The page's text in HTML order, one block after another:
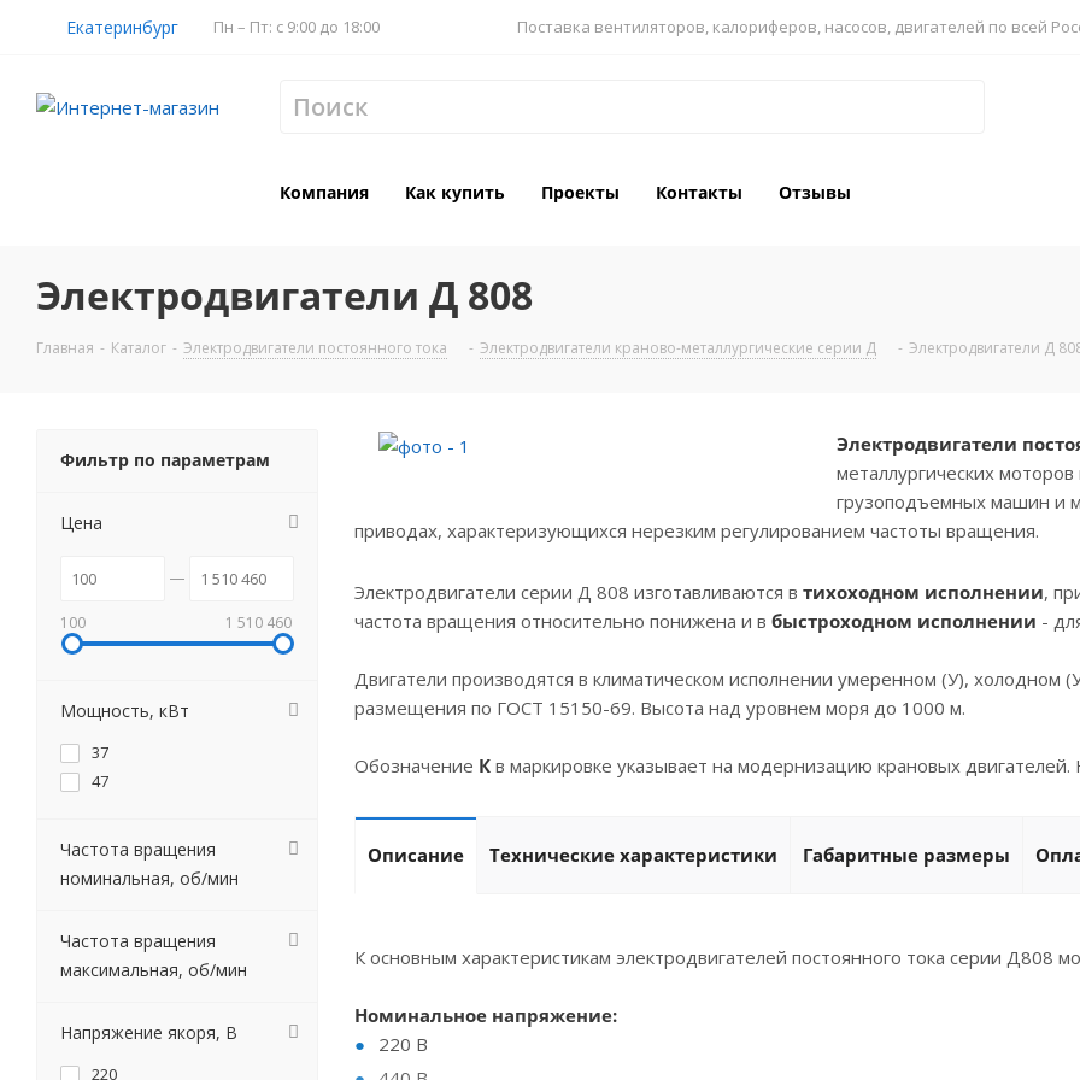
Екатеринбург Пн – Пт: с 9:00 до 18:00 Поставка вентиляторов, калориферов, насосов, двигателей по всей
Компания Как купить Проекты Контакты Отзывы
Электродвигатели Д 808
Главная - Каталог - Электродвигатели постоянного тока - Электродвигатели краново-металлургические серии Д - Электродвигатели Д
Электродвигатели
металлургических
грузоподъемных машин и
приводах, характеризующихся нерезким регулированием частоты вращения.
Электродвигатели серии Д 808 изготавливаются в тихоходном исполнении,
частота вращения относительно понижена и в быстроходном исполнении -
Двигатели производятся в климатическом исполнении умеренном (У), холодном
размещения по ГОСТ 15150-69. Высота над уровнем моря до 1000 м.
Обозначение К в маркировке указывает на модернизацию крановых
Описание Технические характеристики Габаритные размеры
К основным характеристикам электродвигателей постоянного тока серии Д808
Номинальное напряжение:
220 В
Фильтр по параметрам
Цена
100 1 510 460
Мощность, кВт
37
47
Частота вращения
номинальная, об/мин
Частота вращения
максимальная, об/мин
Напряжение якоря, В
220